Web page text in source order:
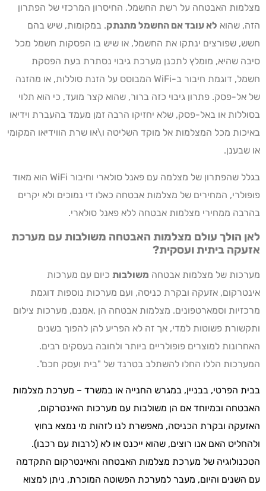
מצלמות האבטחה על רשת החשמל. החיסרון המרכזי של הפתרון
הזה, שהוא לא עובד אם החשמל מתנתק. במקומות, שיש בהם
חשש, שפורצים ינתקו את החשמל, או שיש בו הפסקות חשמל מכל
סיבה שהיא, מומלץ לתכנן מערכת גיבוי נסתרת בעת הפסקת
חשמל, דוגמת חיבור ב-WiFi המבוסס על הזנת סוללות, או מהזנה
של אל-פסק. פתרון גיבוי כזה ברור, שהוא קצר מועד, כי הוא תלוי
בסוללות או באל-פסק, שלא יחזיקו הרבה זמן מעמד בהעברת וידיאו
באיכות מכל המצלמות אל מוקד השליטה ו\או שרת הווידיאו המקומי
או שבענן.
בגלל שהפתרון של מצלמה עם פאנל סולארי וחיבור WiFi הוא מאוד
פופולרי, המחירים של מצלמות אבטחה כאלו די נמוכים ולא יקרים
בהרבה ממחירי מצלמות אבטחה ללא פאנל סולארי.
לאן הולך עולם מצלמות האבטחה משולבות עם מערכת
אזעקה ביתית ועסקית?
מערכות של מצלמות אבטחה משולבות כיום עם מערכות
אינטרקום, אזעקה ובקרת כניסה, ועם מערכות נוספות דוגמת
מרכזיות וסמארטפונים. מצלמות אבטחה הן ,אמנם, מערכות צילום
ותקשורת פשוטות למדי, אך זה לא הפריע להן להפוך בשנים
האחרונות למוצרים פופולריים ביותר ולחובה בעסקים רבים.
המערכות הללו החלו להשתלב בטרנד של "בית ועסק חכם".
בבית הפרטי, בבניין, במגרש החנייה או במשרד – מערכת מצלמות
האבטחה ובמיוחד אם הן משולבות עם מערכות האינטרקום,
האזעקה ובקרת הכניסה, מאפשרת לנו לזהות מי נמצא בחוץ
ולהחליט האם אנו רוצים, שהוא ייכנס או לא (לרבות עם רכבו).
הטכנולוגיה של מערכת מצלמות האבטחה והאינטרקום התקדמה
עם השנים והיום, מעבר למערכת הפשוטה המוכרת, ניתן למצוא